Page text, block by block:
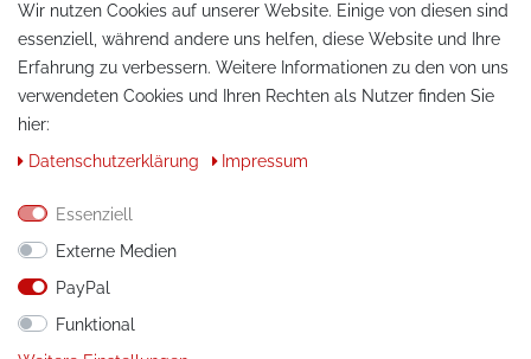
KONTAKT
Telefon:+49 / 030 / 33939195
E-Mail:info@tuning-art.com
Wir nutzen Cookies auf unserer Website. Einige von diesen sind
essenziell, während andere uns helfen, diese Website und Ihre
Erfahrung zu verbessern. Weitere Informationen zu den von uns
verwendeten Cookies und Ihren Rechten als Nutzer finden Sie
hier:
Daten­schutz­erklärung
Impressum
Essenziell
Externe Medien
PayPal
Funktional